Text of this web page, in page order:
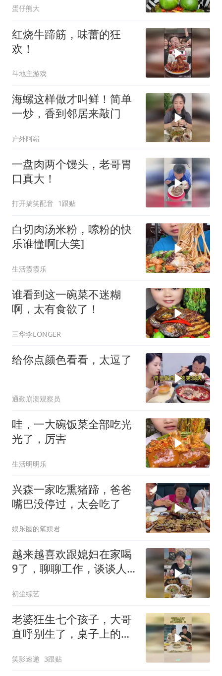
蛋仔熊大
红烧牛蹄筋，味蕾的狂
欢！
斗地主游戏
海螺这样做才叫鲜！简单
一炒，香到邻居来敲门
户外阿崭
一盘肉两个馒头，老哥胃
口真大！
打开搞笑配音 1跟贴
白切肉汤米粉，嗦粉的快
乐谁懂啊[大笑]
生活霞霞乐
谁看到这一碗菜不迷糊
啊，太有食欲了！
三华李LONGER
给你点颜色看看，太逗了
通勤崩溃观察员
哇，一大碗饭菜全部吃光
光了，厉害
生活明明乐
兴森一家吃熏猪蹄，爸爸
嘴巴没停过，太会吃了
娱乐圈的笔娱君
越来越喜欢跟媳妇在家喝
9了，聊聊工作，谈谈人
初尘综艺
老婆狂生七个孩子，大哥
直呼别生了，桌子上的菜
笑影速递 3跟贴